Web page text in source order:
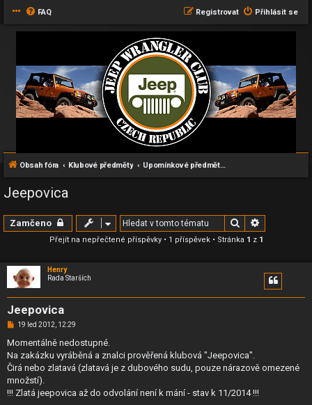
FAQ Přihlásit se
Registrovat
Obsah fóra Klubové předměty Upomínkové předměty a různé další drobnosti
Jeepovica
Zamčeno Hledat
Přejít na nepřečtené příspěvky• 1 příspěvek • Stránka 1 z 1
Henry
Rada Starších
Jeepovica
N
v
p
ř
s
p
19 led 2012, 12:29
Momentálně nedostupné.
Na zakázku vyráběná a znalci prověřená klubová "Jeepovica".
Čirá nebo zlatavá (zlatavá je z dubového sudu, pouze nárazově omezené
množstí).
!!! Zlatá jeepovica až do odvolání není k mání - stav k 11/2014 !!!